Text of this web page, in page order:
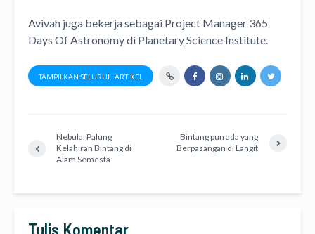
Avivah juga bekerja sebagai Project Manager 365
Days Of Astronomydi Planetary Science Institute.
TAMPILKAN SELURUH ARTIKEL
Nebula, Palung
Kelahiran Bintang di
Alam Semesta
Bintang pun ada yang
Berpasangan di Langit
Tulis Komentar